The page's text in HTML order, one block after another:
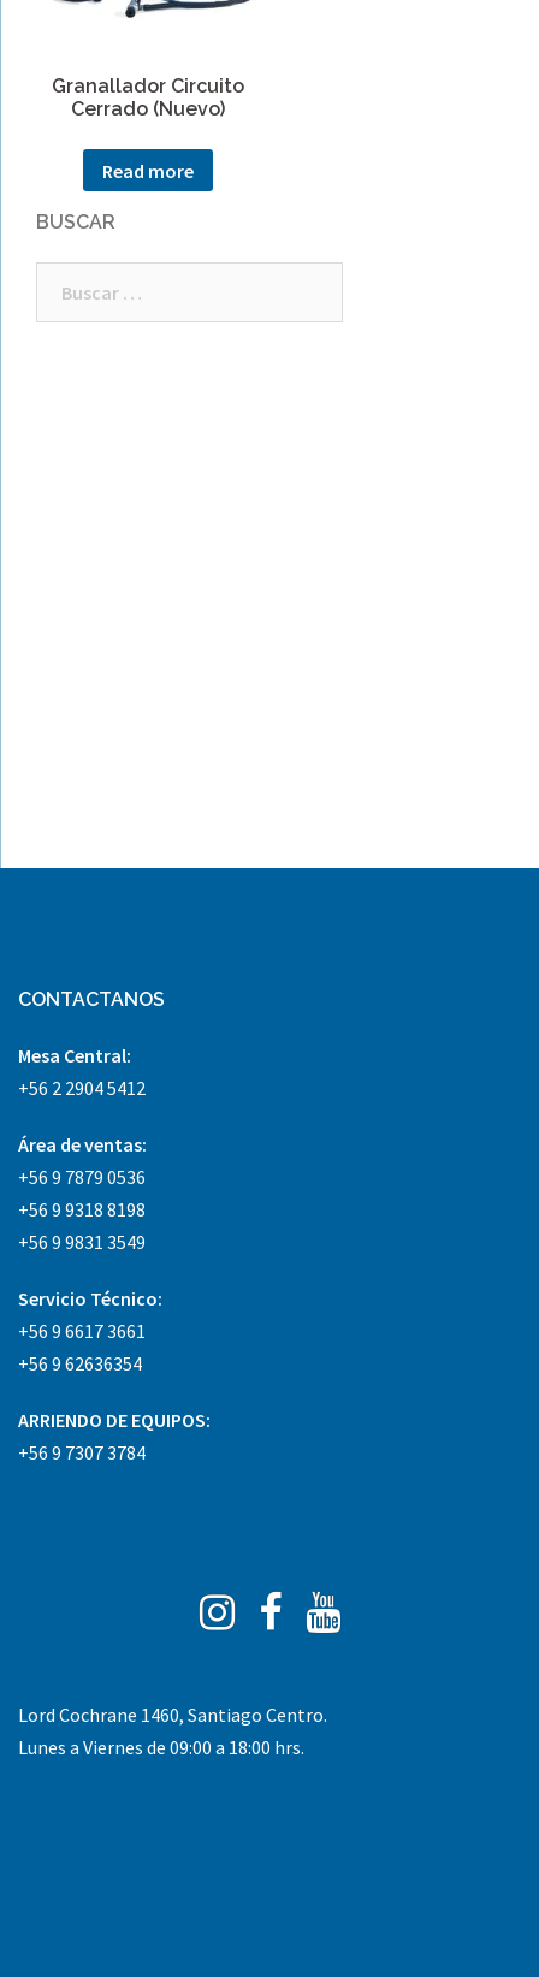
Granallador Circuito
Cerrado (Nuevo)
Read more
BUSCAR
CONTACTANOS
Mesa Central:
+56 2 2904 5412
Área de ventas:
+56 9 7879 0536
+56 9 9318 8198
+56 9 9831 3549
Servicio Técnico:
+56 9 6617 3661
+56 9 62636354
ARRIENDO DE EQUIPOS:
+56 9 7307 3784
Instagram
Facebook
Tube
Lord Cochrane 1460, Santiago Centro.
Lunes a Viernes de 09:00 a 18:00 hrs.